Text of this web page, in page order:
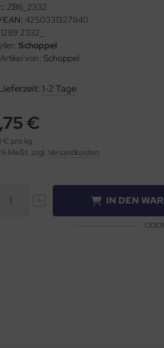
ZB6_2332
4250331327840
1289 2332_
Schoppel
von: Schoppel
1-2 Tage
€
€ pro kg
% MwSt. zzgl. Versandkosten
IN DEN
ODER